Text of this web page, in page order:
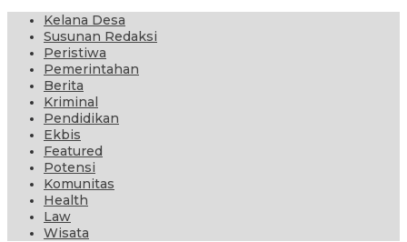
Kelana Desa
Susunan Redaksi
Peristiwa
Pemerintahan
Berita
Kriminal
Pendidikan
Ekbis
Featured
Potensi
Komunitas
Health
Law
Wisata